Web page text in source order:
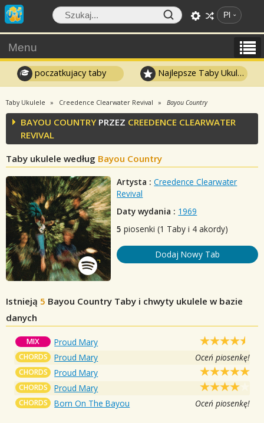
Pl
Menu
poczatkujacy taby Najlepsze Taby Ukulele
Taby Ukulele Creedence Clearwater Revival Bayou Country
BAYOU COUNTRY PRZEZ CREEDENCE CLEARWATER
REVIVAL
Taby ukulele według Bayou Country
Artysta : Creedence Clearwater
Revival
Daty wydania : 1969
5 piosenki (1 Taby i 4 akordy)
Dodaj Nowy Tab
Istnieją 5 Bayou Country Taby i chwyty ukulele w bazie
danych
MIX Proud Mary
CHORDS Proud Mary Oceń piosenkę!
CHORDS Proud Mary
CHORDS Proud Mary
CHORDS Born On The Bayou Oceń piosenkę!